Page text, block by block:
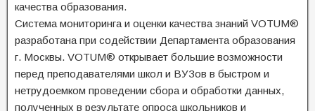
качества образования.
Система мониторинга и оценки качества знаний VOTUM®
разработана при содействии Департамента образования
г. Москвы. VOTUM® открывает большие возможности
перед преподавателями школ и ВУЗов в быстром и
нетрудоемком проведении сбора и обработки данных,
полученных в результате опроса школьников и